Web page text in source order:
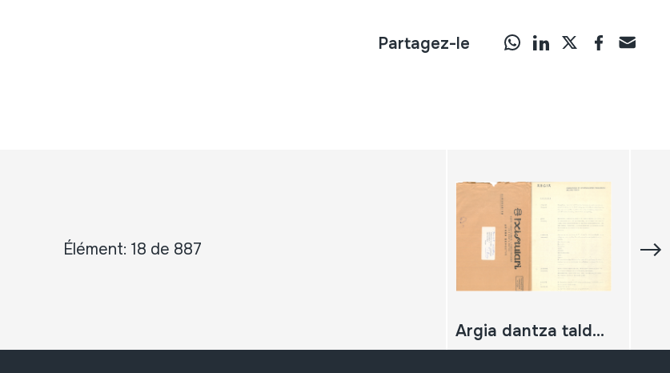
Partagez-le
Élément: 18 de 887
Argia dantza taldeko dantza zerrenda.